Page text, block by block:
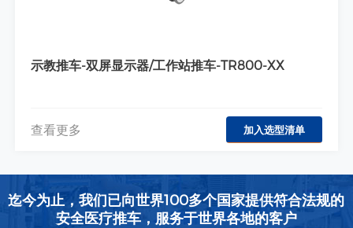
示教推车-双屏显示器/工作站推车-TR800-XX
查看更多 加入选型清单
迄今为止，我们已向世界100多个国家提供符合法规的
安全医疗推车，服务于世界各地的客户